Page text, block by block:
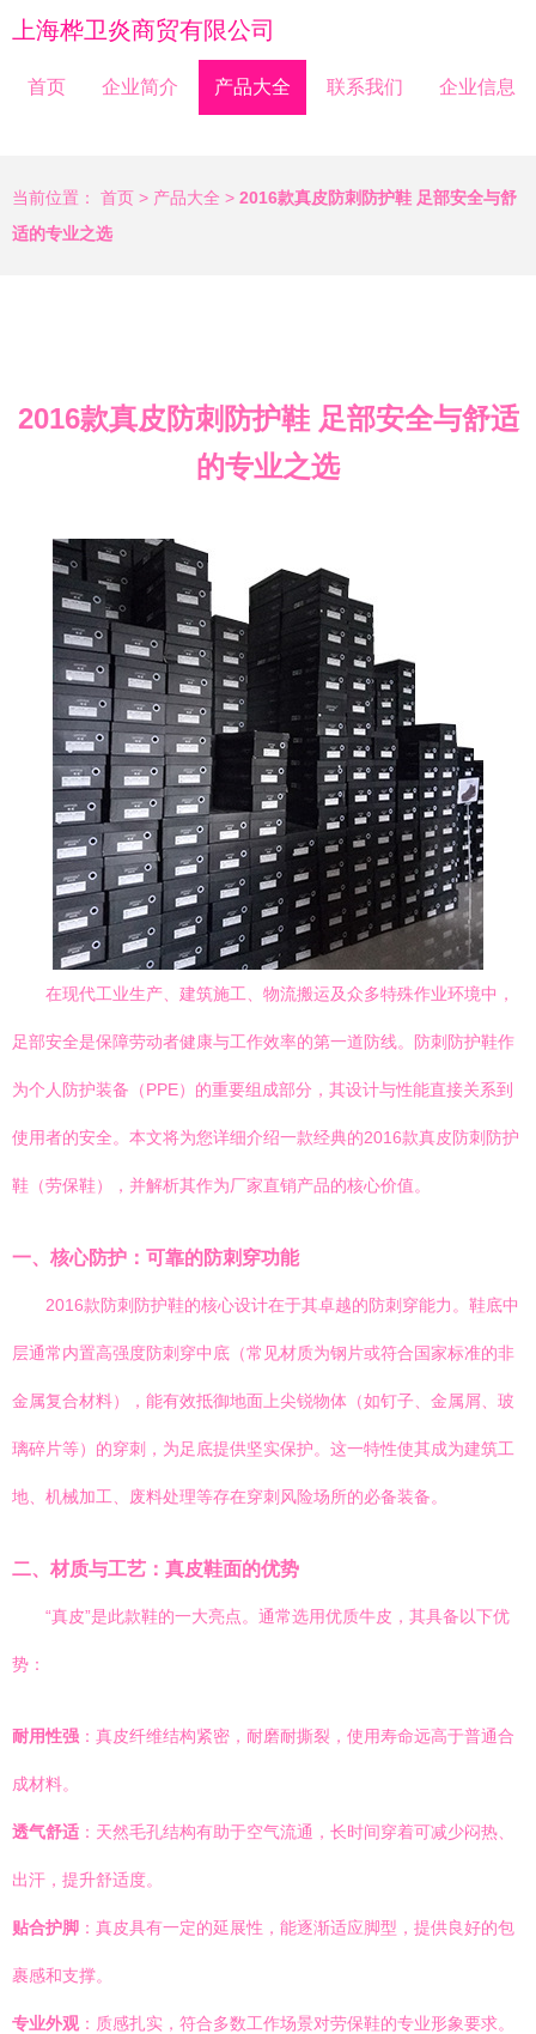
上海桦卫炎商贸有限公司
首页 企业简介 产品大全 联系我们 企业信息
当前位置： 首页 > 产品大全 > 2016款真皮防刺防护鞋 足部安全与舒
适的专业之选
2016款真皮防刺防护鞋 足部安全与舒适
的专业之选
在现代工业生产、建筑施工、物流搬运及众多特殊作业环境中，
足部安全是保障劳动者健康与工作效率的第一道防线。防刺防护鞋作
为个人防护装备（PPE）的重要组成部分，其设计与性能直接关系到
使用者的安全。本文将为您详细介绍一款经典的2016款真皮防刺防护
鞋（劳保鞋），并解析其作为厂家直销产品的核心价值。
一、核心防护：可靠的防刺穿功能
2016款防刺防护鞋的核心设计在于其卓越的防刺穿能力。鞋底中
层通常内置高强度防刺穿中底（常见材质为钢片或符合国家标准的非
金属复合材料），能有效抵御地面上尖锐物体（如钉子、金属屑、玻
璃碎片等）的穿刺，为足底提供坚实保护。这一特性使其成为建筑工
地、机械加工、废料处理等存在穿刺风险场所的必备装备。
二、材质与工艺：真皮鞋面的优势
“真皮”是此款鞋的一大亮点。通常选用优质牛皮，其具备以下优
势：
耐用性强 ：真皮纤维结构紧密，耐磨耐撕裂，使用寿命远高于普通合
成材料。
透气舒适 ：天然毛孔结构有助于空气流通，长时间穿着可减少闷热、
出汗，提升舒适度。
贴合护脚 ：真皮具有一定的延展性，能逐渐适应脚型，提供良好的包
裹感和支撑。
专业外观：质感扎实，符合多数工作场景对劳保鞋的专业形象要求。